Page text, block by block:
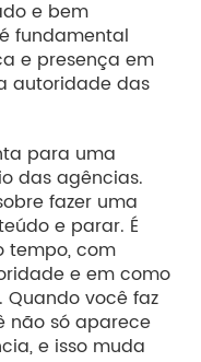
e bem
fundamental
e presença em
autoridade das
para uma
das agências.
fazer uma
e parar. É
tempo, com
e em como
você faz
não só aparece
e isso muda